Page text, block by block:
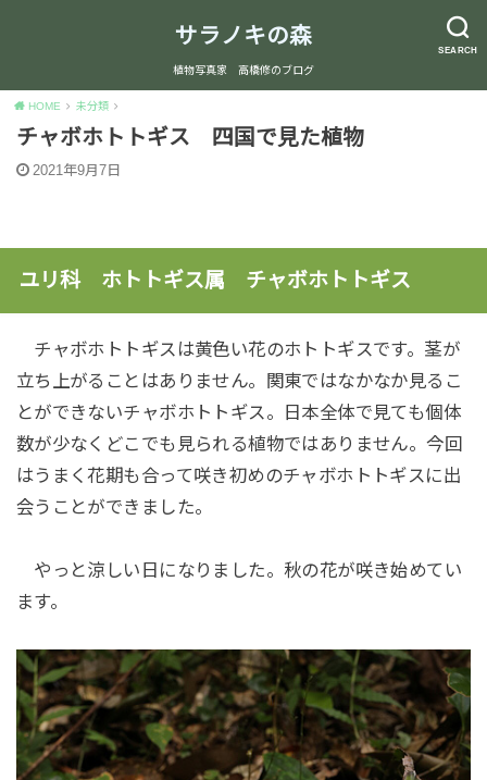
SEARCH
サラノキの森
植物写真家 高橋修のブログ
HOME 未分類
チャボホトトギス 四国で見た植物
2021年9月7日
ユリ科 ホトトギス属 チャボホトトギス
チャボホトトギスは黄色い花のホトトギスです。茎が
立ち上がることはありません。関東ではなかなか見るこ
とができないチャボホトトギス。日本全体で見ても個体
数が少なくどこでも見られる植物ではありません。今回
はうまく花期も合って咲き初めのチャボホトトギスに出
会うことができました。
やっと涼しい日になりました。秋の花が咲き始めてい
ます。